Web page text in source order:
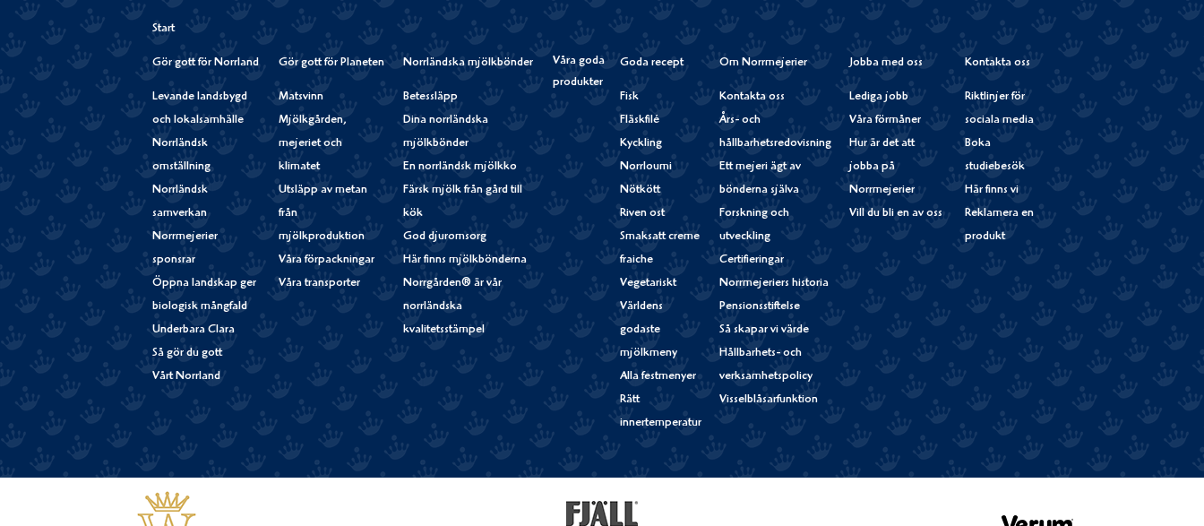
Start
Gör gott för Norrland
Levande landsbygd
och lokalsamhälle
Norrländsk
omställning
Norrländsk
samverkan
Norrmejerier
sponsrar
Öppna landskap ger
biologisk mångfald
Underbara Clara
Så gör du gott
Vårt Norrland
Gör gott för Planeten
Matsvinn
Mjölkgården,
mejeriet och
klimatet
Utsläpp av metan
från
mjölkproduktion
Våra förpackningar
Våra transporter
Norrländska mjölkbönder
Betessläpp
Dina norrländska
mjölkbönder
En norrländsk mjölkko
Färsk mjölk från gård till
kök
God djuromsorg
Här finns mjölkbönderna
Norrgården® är vår
norrländska
kvalitetsstämpel
Våra goda
produkter
Goda recept
Fisk
Fläskfilé
Kyckling
Norrloumi
Nötkött
Riven ost
Smaksatt creme
fraiche
Vegetariskt
Världens
godaste
mjölkmeny
Alla festmenyer
Rätt
innertemperatur
Om Norrmejerier
Kontakta oss
Års- och
hållbarhetsredovisning
Ett mejeri ägt av
bönderna själva
Forskning och
utveckling
Certifieringar
Norrmejeriers historia
Pensionsstiftelse
Så skapar vi värde
Hållbarhets- och
verksamhetspolicy
Visselblåsarfunktion
Jobba med oss
Lediga jobb
Våra förmåner
Hur är det att
jobba på
Norrmejerier
Vill du bli en av oss
Kontakta oss
Riktlinjer för
sociala media
Boka
studiebesök
Här finns vi
Reklamera en
produkt
Fjällfil